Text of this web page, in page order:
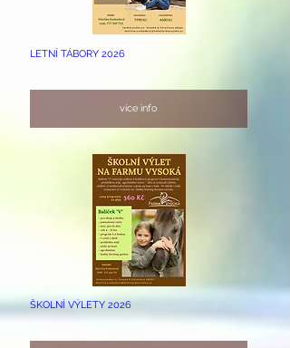
LETNÍ TÁBORY 2026
více info
ŠKOLNÍ VÝLETY 2026